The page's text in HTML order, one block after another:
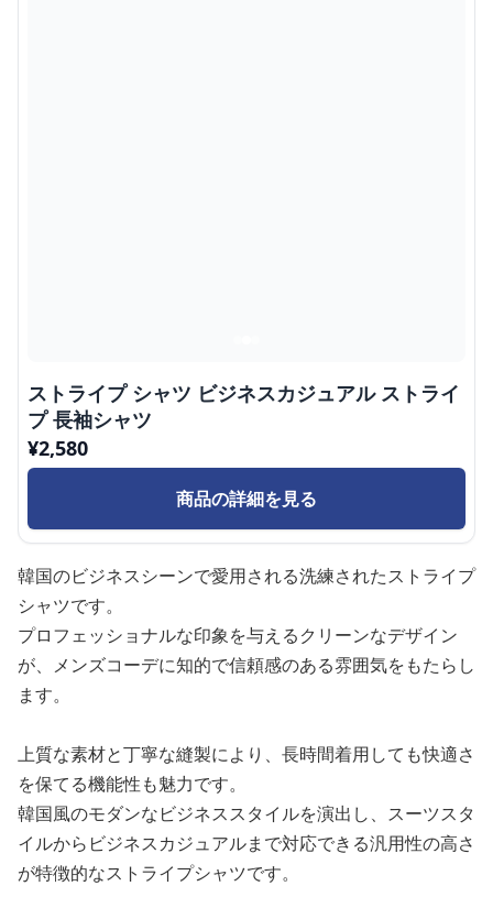
ストライプ シャツ ビジネスカジュアル ストライ
プ 長袖シャツ
¥2,580
商品の詳細を見る
韓国のビジネスシーンで愛用される洗練されたストライプ
シャツです。
プロフェッショナルな印象を与えるクリーンなデザイン
が、メンズコーデに知的で信頼感のある雰囲気をもたらし
ます。
上質な素材と丁寧な縫製により、長時間着用しても快適さ
を保てる機能性も魅力です。
韓国風のモダンなビジネススタイルを演出し、スーツスタ
イルからビジネスカジュアルまで対応できる汎用性の高さ
が特徴的なストライプシャツです。